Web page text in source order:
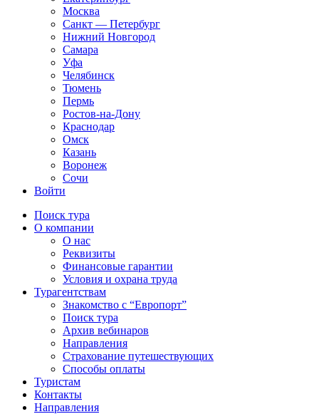
Москва
Санкт — Петербург
Нижний Новгород
Самара
Уфа
Челябинск
Тюмень
Пермь
Ростов-на-Дону
Краснодар
Омск
Казань
Воронеж
Сочи
Войти
Поиск тура
О компании
О нас
Реквизиты
Финансовые гарантии
Условия и охрана труда
Турагентствам
Знакомство с “Европорт”
Поиск тура
Архив вебинаров
Направления
Страхование путешествующих
Способы оплаты
Туристам
Контакты
Направления